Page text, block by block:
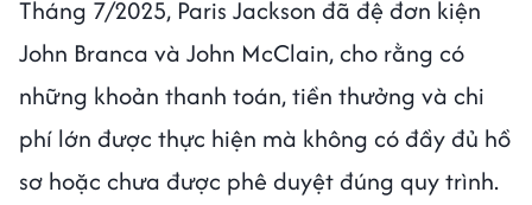
Tháng 7/2025, Paris Jackson đã đệ đơn kiện
John Branca và John McClain, cho rằng có
những khoản thanh toán, tiền thưởng và chi
phí lớn được thực hiện mà không có đầy đủ hồ
sơ hoặc chưa được phê duyệt đúng quy trình.